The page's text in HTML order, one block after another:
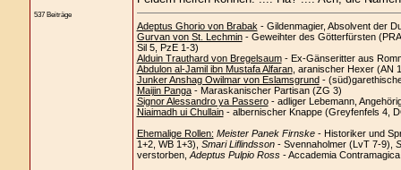
537 Beiträge
Adeptus Ghorio von Brabak - Gildenmagier, Absolvent der
Gurvan von St. Lechmin- Geweihter des Götterfürsten
Sil 5, PzE 1-3)
Alduin Trauthard von Bregelsaum- Ex-Gänseritter aus
Abdulon al-Jamil ibn Mustafa Alfaran, aranischer Hexer (AN
Junker Anshag Owilmar von Eslamsgrund-
Maijin Panga- Maraskanischer Partisan (ZG 3)
Signor Alessandro ya Passero- adliger Lebemann,
Niaimadh ui Chullain- albernischer Knappe (Greyfenfels 4,
Ehemalige Rollen: Meister Panek Firnske- Historiker und
1+2, WB 1+3), Smari Liflindsson- Svennaholmer (LvT 7-9),
verstorben, Adeptus Pulpio Ross- Accademia